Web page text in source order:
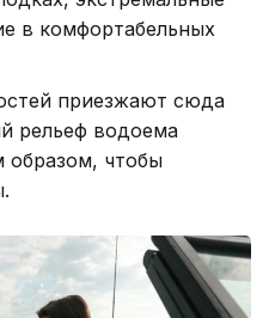
в комфортабельных
приезжают сюда
рельеф водоема
образом, чтобы